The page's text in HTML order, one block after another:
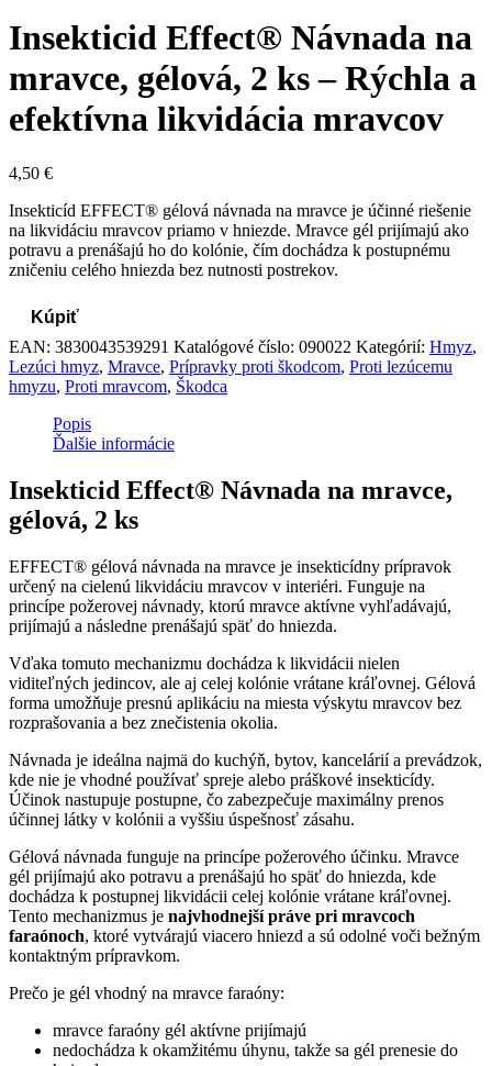
Insekticid Effect® Návnada na
mravce, gélová, 2 ks – Rýchla a
efektívna likvidácia mravcov
4,50 €
Insekticíd EFFECT® gélová návnada na mravce je účinné riešenie
na likvidáciu mravcov priamo v hniezde. Mravce gél prijímajú ako
potravu a prenášajú ho do kolónie, čím dochádza k postupnému
zničeniu celého hniezda bez nutnosti postrekov.
Kúpiť
EAN: 3830043539291 Katalógové číslo: 090022 Kategórií: Hmyz,
Lezúci hmyz, Mravce, Prípravky proti škodcom, Proti lezúcemu
hmyzu, Proti mravcom, Škodca
Popis
Ďalšie informácie
Insekticid Effect® Návnada na mravce,
gélová, 2 ks
EFFECT® gélová návnada na mravce je insekticídny prípravok
určený na cielenú likvidáciu mravcov v interiéri. Funguje na
princípe požerovej návnady, ktorú mravce aktívne vyhľadávajú,
prijímajú a následne prenášajú späť do hniezda.
Vďaka tomuto mechanizmu dochádza k likvidácii nielen
viditeľných jedincov, ale aj celej kolónie vrátane kráľovnej. Gélová
forma umožňuje presnú aplikáciu na miesta výskytu mravcov bez
rozprašovania a bez znečistenia okolia.
Návnada je ideálna najmä do kuchýň, bytov, kancelárií a prevádzok,
kde nie je vhodné používať spreje alebo práškové insekticídy.
Účinok nastupuje postupne, čo zabezpečuje maximálny prenos
účinnej látky v kolónii a vyššiu úspešnosť zásahu.
Gélová návnada funguje na princípe požerového účinku. Mravce
gél prijímajú ako potravu a prenášajú ho späť do hniezda, kde
dochádza k postupnej likvidácii celej kolónie vrátane kráľovnej.
Tento mechanizmus je najvhodnejší práve pri mravcoch
faraónoch, ktoré vytvárajú viacero hniezd a sú odolné voči bežným
kontaktným prípravkom.
Prečo je gél vhodný na mravce faraóny:
mravce faraóny gél aktívne prijímajú
nedochádza k okamžitému úhynu, takže sa gél prenesie do